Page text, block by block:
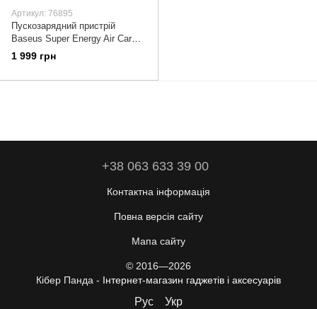
Артикул: 76895
Пускозарядний пристрій
Baseus Super Energy Air Car
Jump Starter 10000 mAh
(CGNL020101) Black
1 999 грн
+38 063 633 39 00
Контактна інформація
Повна версія сайту
Мапа сайту
© 2016—2026
Кібер Панда - Інтернет-магазин гаджетів і аксесуарів
Рус Укр